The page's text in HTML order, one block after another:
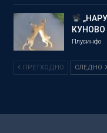
КУНОВО
Плусинфо
ПРЕТХОДНО СЛЕДНО